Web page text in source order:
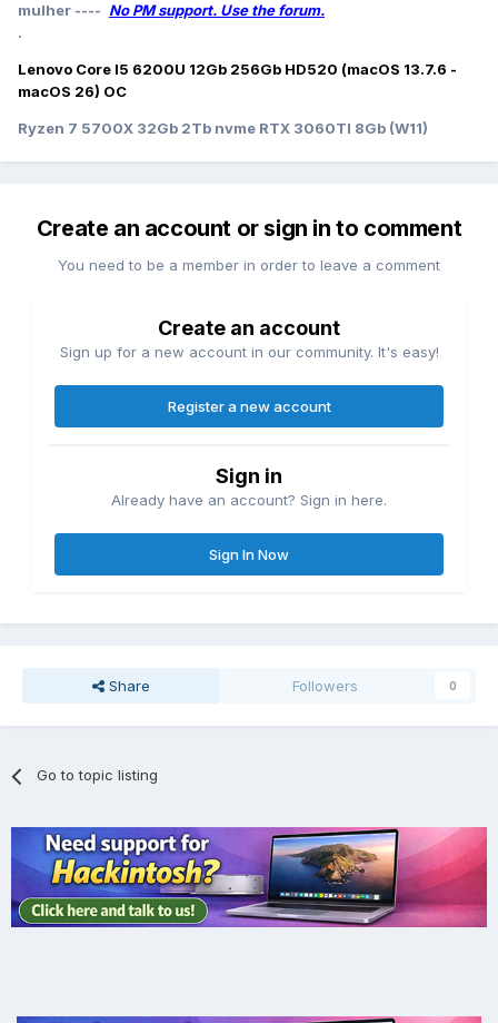
mulher ---- No PM support. Use the forum.
.
Lenovo Core I5 6200U 12Gb 256Gb HD520 (macOS 13.7.6 -
macOS 26) OC
Ryzen 7 5700X 32Gb 2Tb nvme RTX 3060TI 8Gb (W11)
Create an account or sign in to comment
You need to be a member in order to leave a comment
Create an account
Sign up for a new account in our community. It's easy!
Register a new account
Sign in
Already have an account? Sign in here.
Sign In Now
Share Followers 0
Go to topic listing